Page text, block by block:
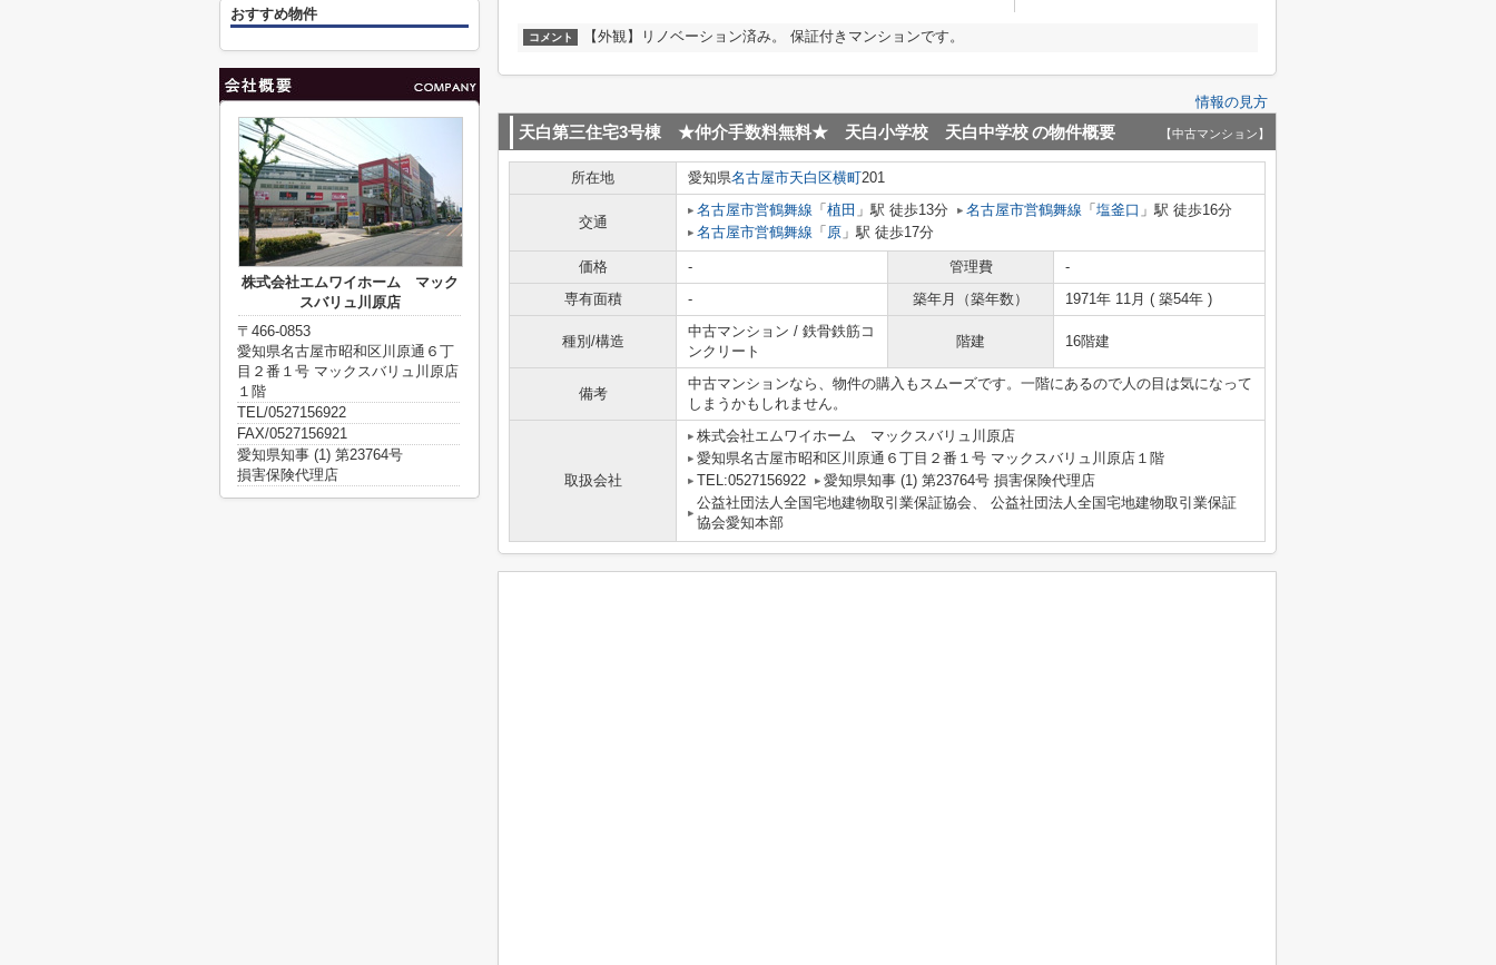
コメント 【外観】リノベーション済み。 保証付きマンションです。
情報の見方
天白第三住宅3号棟 ★仲介手数料無料★ 天白小学校 天白中学校の物件概要 【中古マンション】
所在地 愛知県名古屋市天白区横町201
交通
名古屋市営鶴舞線 「 植田 」駅 徒歩13分 名古屋市営鶴舞線 「 塩釜口 」駅 徒歩16分
名古屋市営鶴舞線 「 原 」駅 徒歩17分
価格 - 管理費
-
専有面積
- 築年月（築年数） 1971年 11月 ( 築54年 )
種別/構造
中古マンション / 鉄骨鉄筋コ
ンクリート
階建 16階建
備考
中古マンションなら、物件の購入もスムーズです。一階にあるので人の目は気になって
しまうかもしれません。
取扱会社
株式会社エムワイホーム マックスバリュ川原店
愛知県名古屋市昭和区川原通６丁目２番１号 マックスバリュ川原店１階
TEL:0527156922
愛知県知事 (1) 第23764号 損害保険代理店
公益社団法人全国宅地建物取引業保証協会、 公益社団法人全国宅地建物取引業保証
協会愛知本部
おすすめ物件
株式会社エムワイホーム マック
スバリュ川原店
〒466-0853
愛知県名古屋市昭和区川原通６丁
目２番１号 マックスバリュ川原店
１階
TEL/0527156922
FAX/0527156921
愛知県知事 (1) 第23764号
損害保険代理店